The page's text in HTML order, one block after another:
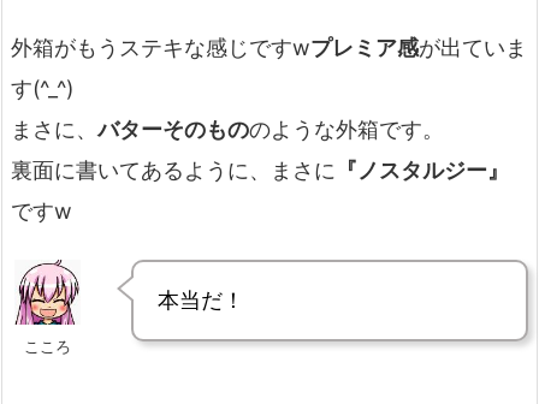
外箱がもうステキな感じですwプレミア感が出ていま
す(^_^)
まさに、バターそのもののような外箱です。
裏面に書いてあるように、まさに 『ノスタルジー』
ですw
こころ
本当だ！